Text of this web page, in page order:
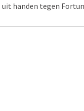
uit handen tegen